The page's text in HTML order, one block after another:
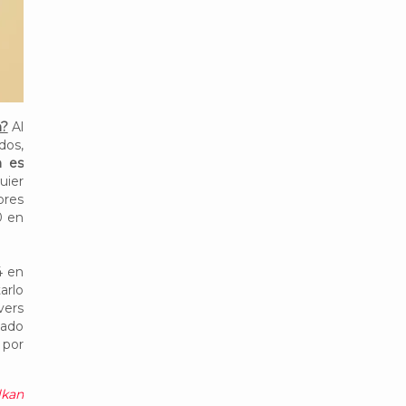
Al
es
en
en